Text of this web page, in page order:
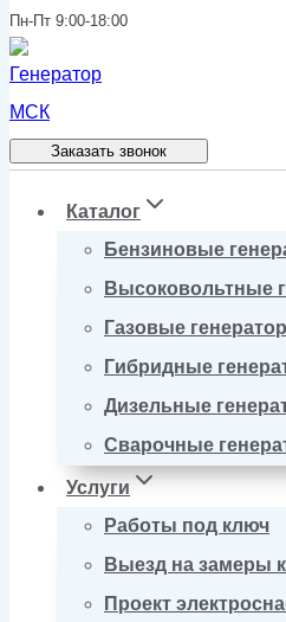
Пн-Пт 9:00-18:00
Заказать звонок
Каталог
Бензиновые
Высоковольтные
Газовые
Гибридные
Дизельные
Сварочные
Услуги
Работы под ключ
Выезд на замеры к
Проект